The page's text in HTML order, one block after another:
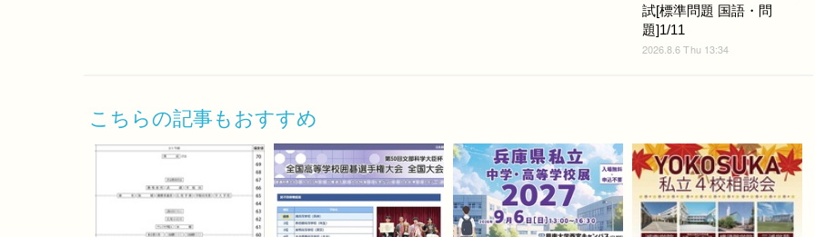
試[標準問題 国語・問
題]1/11
2026.8.6 Thu 13:34
こちらの記事もおすすめ